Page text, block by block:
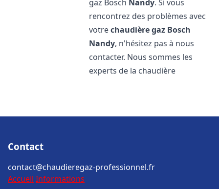
gaz Bosch Nandy. Si vous
rencontrez des problèmes avec
votrechaudière gaz Bosch
Nandy, n'hésitez pas à nous
contacter. Nous sommes les
experts de la chaudière
Contact
contact@chaudieregaz-professionnel.fr
Accueil Informations